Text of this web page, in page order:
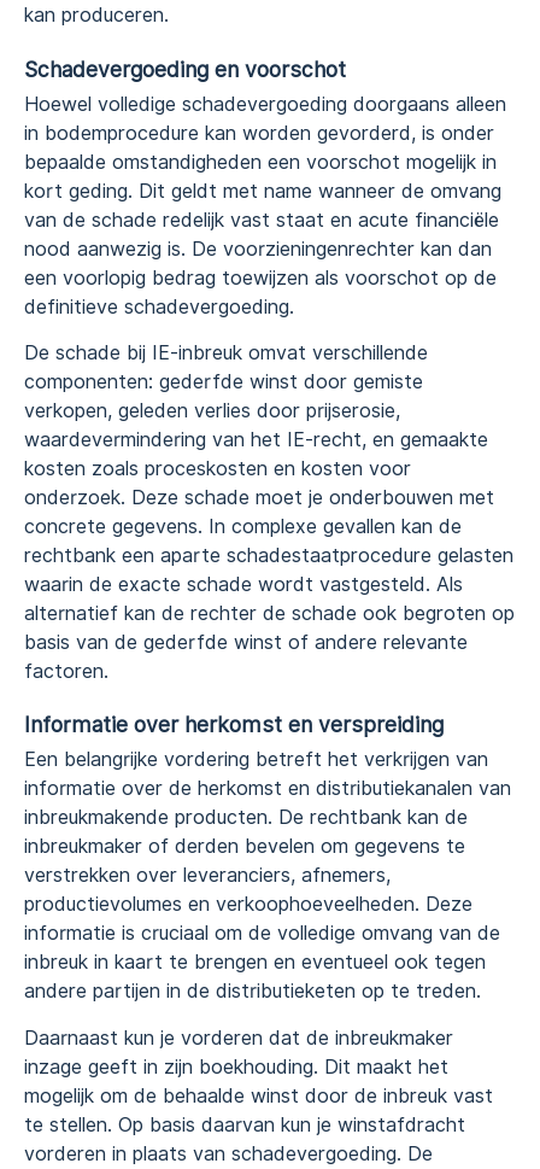
kan produceren.
Schadevergoeding en voorschot
Hoewel volledige schadevergoeding doorgaans alleen
in bodemprocedure kan worden gevorderd, is onder
bepaalde omstandigheden een voorschot mogelijk in
kort geding. Dit geldt met name wanneer de omvang
van de schade redelijk vast staat en acute financiële
nood aanwezig is. De voorzieningenrechter kan dan
een voorlopig bedrag toewijzen als voorschot op de
definitieve schadevergoeding.
De schade bij IE-inbreuk omvat verschillende
componenten: gederfde winst door gemiste
verkopen, geleden verlies door prijserosie,
waardevermindering van het IE-recht, en gemaakte
kosten zoals proceskosten en kosten voor
onderzoek. Deze schade moet je onderbouwen met
concrete gegevens. In complexe gevallen kan de
rechtbank een aparte schadestaatprocedure gelasten
waarin de exacte schade wordt vastgesteld. Als
alternatief kan de rechter de schade ook begroten op
basis van de gederfde winst of andere relevante
factoren.
Informatie over herkomst en verspreiding
Een belangrijke vordering betreft het verkrijgen van
informatie over de herkomst en distributiekanalen van
inbreukmakende producten. De rechtbank kan de
inbreukmaker of derden bevelen om gegevens te
verstrekken over leveranciers, afnemers,
productievolumes en verkoophoeveelheden. Deze
informatie is cruciaal om de volledige omvang van de
inbreuk in kaart te brengen en eventueel ook tegen
andere partijen in de distributieketen op te treden.
Daarnaast kun je vorderen dat de inbreukmaker
inzage geeft in zijn boekhouding. Dit maakt het
mogelijk om de behaalde winst door de inbreuk vast
te stellen. Op basis daarvan kun je winstafdracht
vorderen in plaats van schadevergoeding. De